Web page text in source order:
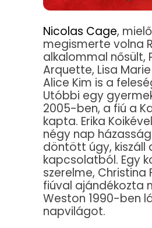
Nicolas Cage,
megismerte volna
alkalommal nősült,
Arquette, Lisa
Alice Kim is a
Utóbbi egy
2005-ben, a fiú a
kapta. Erika
négy nap
döntött úgy, kiszáll
kapcsolatból. Egy
szerelme, Christina
fiúval ajándékozta
Weston 1990-ben
napvilágot.